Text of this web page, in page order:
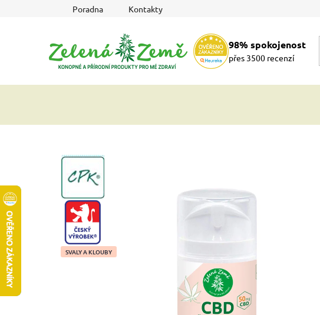
Poradna Kontakty
98% spokojenost
přes 3500 recenzí
CPK
CZ-VYROBEK
SVALY A KLOUBY